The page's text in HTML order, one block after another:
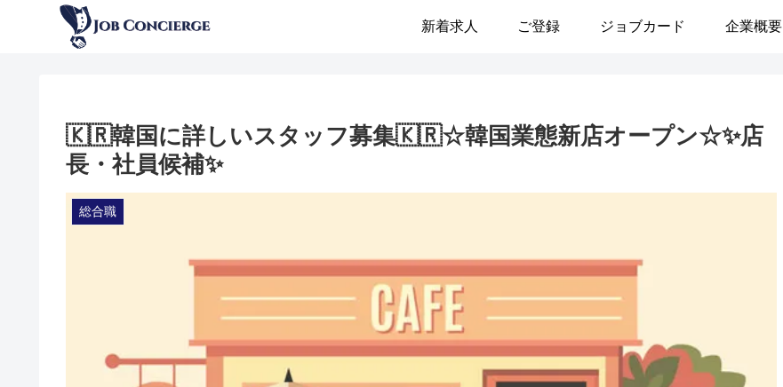
新着求人 ご登録 ジョブカード 企業概要
🇰🇷韓国に詳しいスタッフ募集🇰🇷☆韓国業態新店オープン☆✨店
長・社員候補✨
総合職